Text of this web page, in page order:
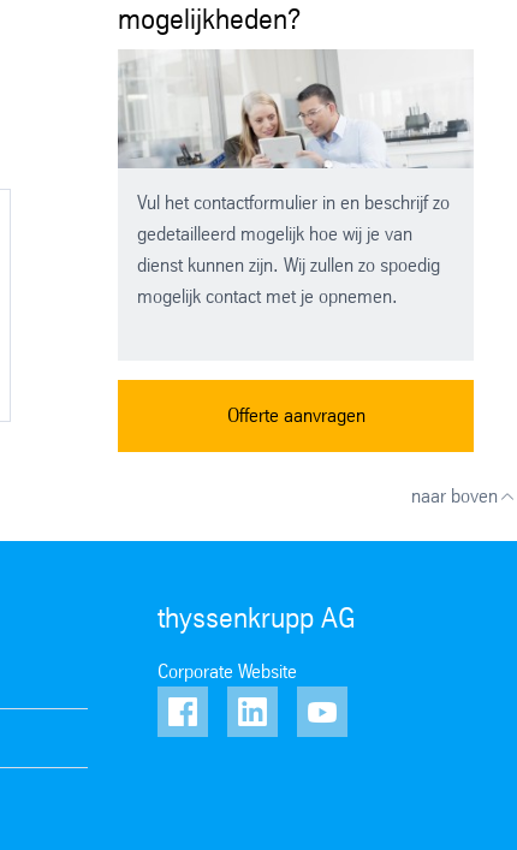
mogelijkheden?
Vul het contactformulier in en beschrijf zo
gedetailleerd mogelijk hoe wij je van
dienst kunnen zijn. Wij zullen zo spoedig
mogelijk contact met je opnemen.
Offerte aanvragen
naar boven
thyssenkrupp AG
Corporate Website